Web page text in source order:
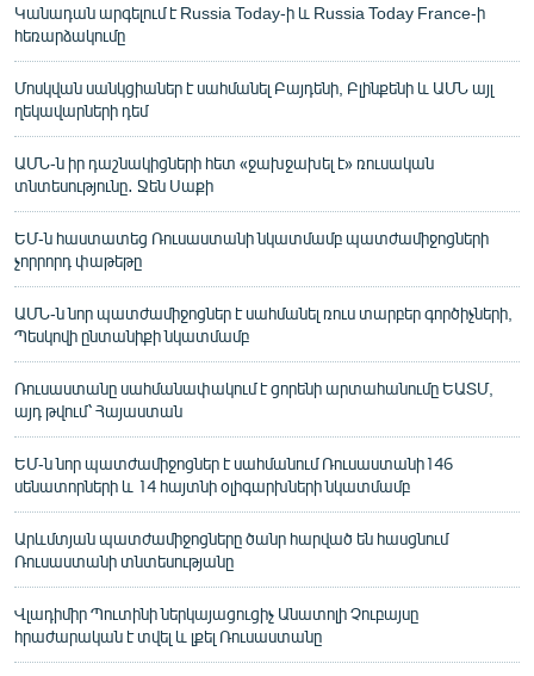
Կանադան արգելում է Russia Today-ի և Russia Today France-ի
հեռարձակումը
Մոսկվան սանկցիաներ է սահմանել Բայդենի, Բլինքենի և ԱՄՆ այլ
ղեկավարների դեմ
ԱՄՆ-ն իր դաշնակիցների հետ «ջախջախել է» ռուսական
տնտեսությունը․ Ջեն Սաքի
ԵՄ-ն հաստատեց Ռուսաստանի նկատմամբ պատժամիջոցների
չորրորդ փաթեթը
ԱՄՆ-ն նոր պատժամիջոցներ է սահմանել ռուս տարբեր գործիչների,
Պեսկովի ընտանիքի նկատմամբ
Ռուսաստանը սահմանափակում է ցորենի արտահանումը ԵԱՏՄ,
այդ թվում՝ Հայաստան
ԵՄ-ն նոր պատժամիջոցներ է սահմանում Ռուսաստանի146
սենատորների և 14 հայտնի օլիգարխների նկատմամբ
Արևմտյան պատժամիջոցները ծանր հարված են հասցնում
Ռուսաստանի տնտեսությանը
Վլադիմիր Պուտինի ներկայացուցիչ Անատոլի Չուբայսը
հրաժարական է տվել և լքել Ռուսաստանը